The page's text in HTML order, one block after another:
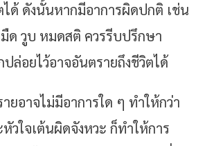
ด้ ดังนั้นหากมีอาการผิดปกติ เช่น
ด วูบ หมดสติ ควรรีบปรึกษา
ล่อยไว้อาจอันตรายถึงชีวิตได้
ยอาจไม่มีอาการใด ๆ ทำให้กว่า
วใจเต้นผิดจังหวะ ก็ทำให้การ